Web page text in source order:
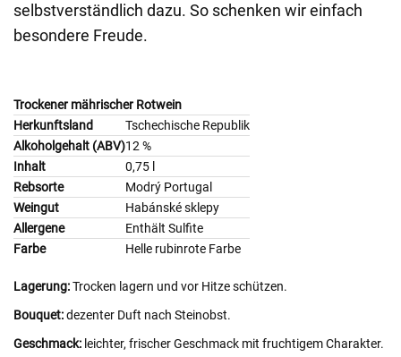
selbstverständlich dazu. So schenken wir einfach
besondere Freude.
Trockener mährischer Rotwein
Herkunftsland
Tschechische Republik
Alkoholgehalt (ABV)12 %
Inhalt
0,75 l
Rebsorte
Modrý Portugal
Weingut
Habánské sklepy
Allergene
Enthält Sulfite
Farbe
Helle rubinrote Farbe
Lagerung:Trocken lagern und vor Hitze schützen.
Bouquet:dezenter Duft nach Steinobst.
Geschmack: leichter, frischer Geschmack mit fruchtigem Charakter.